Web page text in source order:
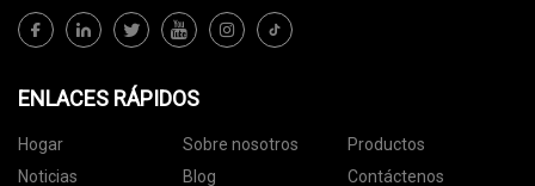
ENLACES RÁPIDOS
Hogar Sobre nosotros
Productos
Noticias
Blog Contáctenos